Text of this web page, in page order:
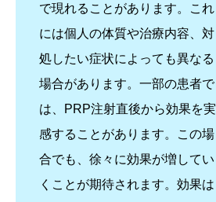
で現れることがあります。これ
には個人の体質や治療内容、対
処したい症状によっても異なる
場合があります。一部の患者で
は、PRP注射直後から効果を実
感することがあります。この場
合でも、徐々に効果が増してい
くことが期待されます。効果は